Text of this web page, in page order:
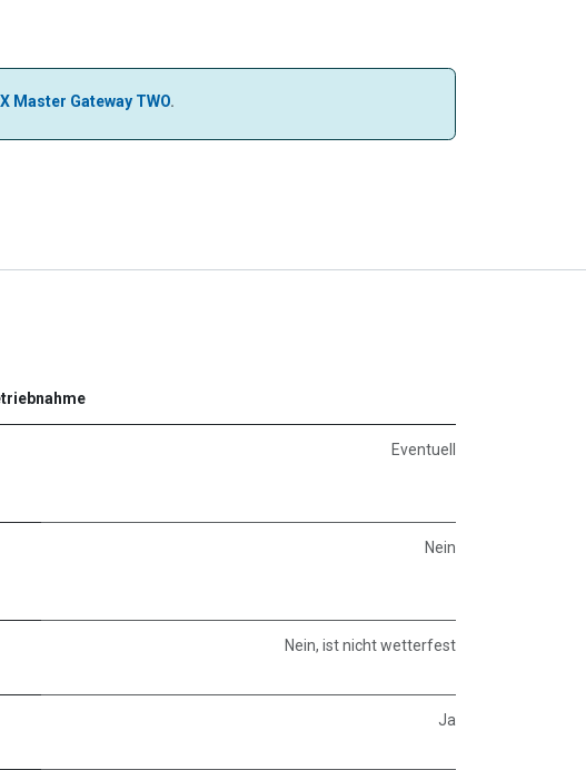
Master Gateway TWO.
Eventuell
Nein
Nein, ist nicht wetterfest
Ja